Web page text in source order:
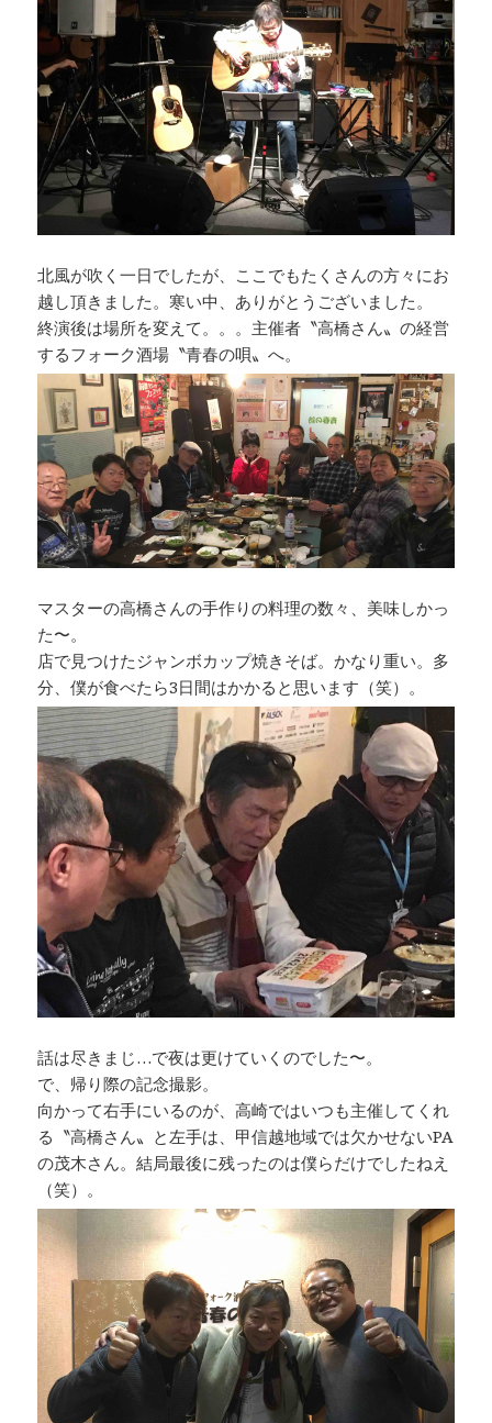
北風が吹く一日でしたが、ここでもたくさんの方々にお
越し頂きました。寒い中、ありがとうございました。
終演後は場所を変えて。。。主催者〝高橋さん〟の経営
するフォーク酒場〝青春の唄〟へ。
マスターの高橋さんの手作りの料理の数々、美味しかっ
た〜。
店で見つけたジャンボカップ焼きそば。かなり重い。多
分、僕が食べたら3日間はかかると思います（笑）。
話は尽きまじ…で夜は更けていくのでした〜。
で、帰り際の記念撮影。
向かって右手にいるのが、高崎ではいつも主催してくれ
る〝高橋さん〟と左手は、甲信越地域では欠かせないPA
の茂木さん。結局最後に残ったのは僕らだけでしたねえ
（笑）。